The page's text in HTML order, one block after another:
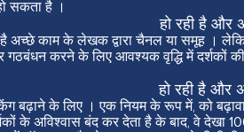
सकता है ।
हो रही है और
है अच्छे काम के लेखक द्वारा चैनल या समूह
करने के लिए आवश्यक वृद्धि में दर्शकों
हो रही है और
बढ़ाने के लिए । एक नियम के रूप में, को
के अविश्वास बंद कर देता है के बाद, वे देखा